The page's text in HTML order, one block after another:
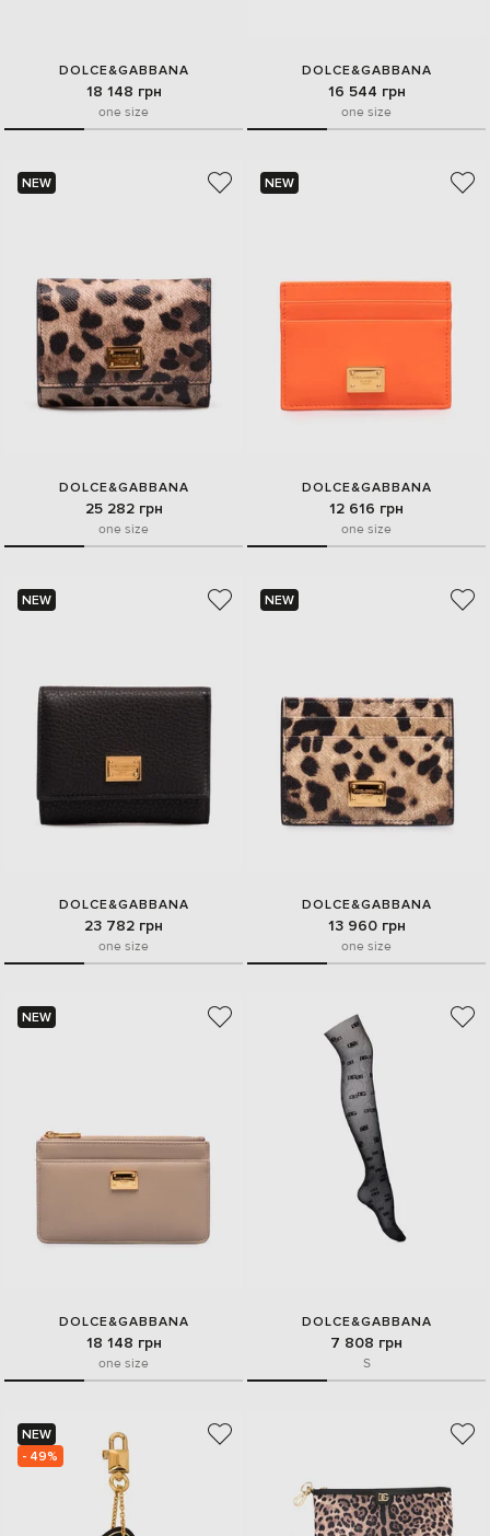
DOLCE&GABBANA
18 148 грн
one size
DOLCE&GABBANA
16 544 грн
one size
NEW
DOLCE&GABBANA
25 282 грн
one size
NEW
DOLCE&GABBANA
12 616 грн
one size
NEW
DOLCE&GABBANA
23 782 грн
one size
NEW
DOLCE&GABBANA
13 960 грн
one size
NEW
DOLCE&GABBANA
18 148 грн
one size
DOLCE&GABBANA
7 808 грн
S
NEW
- 49%